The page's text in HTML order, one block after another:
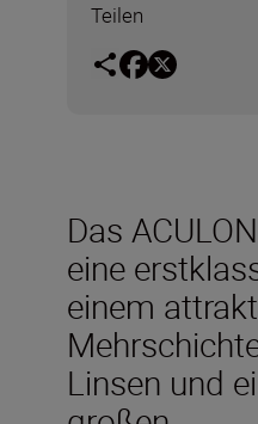
Teilen
Das
eine
einem
Linsen und